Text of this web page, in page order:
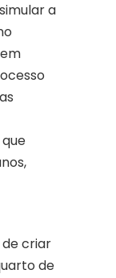
a
criar
de